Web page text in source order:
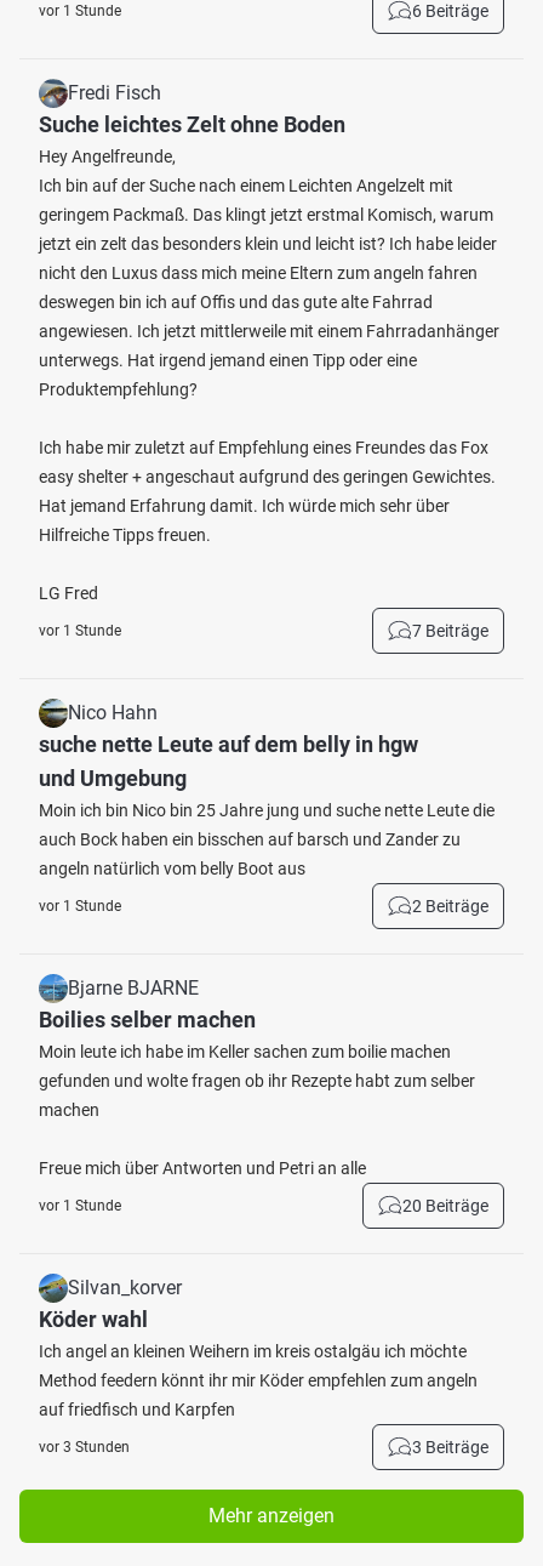
vor 1 Stunde 6 Beiträge
Fredi Fisch
Suche leichtes Zelt ohne Boden
Hey Angelfreunde,
Ich bin auf der Suche nach einem Leichten Angelzelt mit
geringem Packmaß. Das klingt jetzt erstmal Komisch, warum
jetzt ein zelt das besonders klein und leicht ist? Ich habe leider
nicht den Luxus dass mich meine Eltern zum angeln fahren
deswegen bin ich auf Offis und das gute alte Fahrrad
angewiesen. Ich jetzt mittlerweile mit einem Fahrradanhänger
unterwegs. Hat irgend jemand einen Tipp oder eine
Produktempfehlung?
Ich habe mir zuletzt auf Empfehlung eines Freundes das Fox
easy shelter + angeschaut aufgrund des geringen Gewichtes.
Hat jemand Erfahrung damit. Ich würde mich sehr über
Hilfreiche Tipps freuen.
LG Fred
vor 1 Stunde 7 Beiträge
Nico Hahn
suche nette Leute auf dem belly in hgw
und Umgebung
Moin ich bin Nico bin 25 Jahre jung und suche nette Leute die
auch Bock haben ein bisschen auf barsch und Zander zu
angeln natürlich vom belly Boot aus
vor 1 Stunde 2 Beiträge
Bjarne BJARNE
Boilies selber machen
Moin leute ich habe im Keller sachen zum boilie machen
gefunden und wolte fragen ob ihr Rezepte habt zum selber
machen
Freue mich über Antworten und Petri an alle
vor 1 Stunde 20 Beiträge
Silvan_korver
Köder wahl
Ich angel an kleinen Weihern im kreis ostalgäu ich möchte
Method feedern könnt ihr mir Köder empfehlen zum angeln
auf friedfisch und Karpfen
vor 3 Stunden 3 Beiträge
Mehr anzeigen